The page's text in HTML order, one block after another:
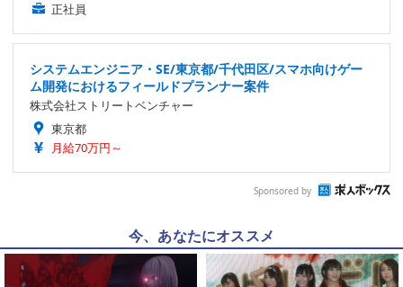
正社員
システムエンジニア・SE/東京都/千代田区/スマホ向けゲー
ム開発におけるフィールドプランナー案件
株式会社ストリートベンチャー
東京都
月給70万円～
Sponsored by
今、あなたにオススメ